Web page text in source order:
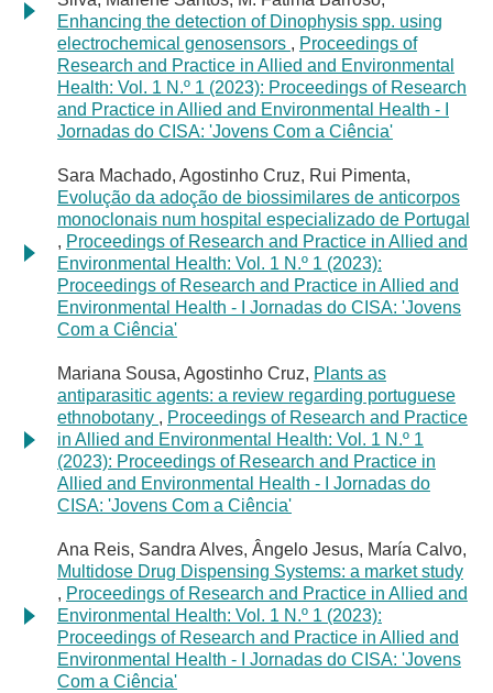
Enhancing the detection of Dinophysis spp. using
electrochemical genosensors , Proceedings of
Research and Practice in Allied and Environmental
Health: Vol. 1 N.º 1 (2023): Proceedings of Research
and Practice in Allied and Environmental Health - I
Jornadas do CISA: 'Jovens Com a Ciência'
Sara Machado, Agostinho Cruz, Rui Pimenta,
Evolução da adoção de biossimilares de anticorpos
monoclonais num hospital especializado de Portugal
, Proceedings of Research and Practice in Allied and
Environmental Health: Vol. 1 N.º 1 (2023):
Proceedings of Research and Practice in Allied and
Environmental Health - I Jornadas do CISA: 'Jovens
Com a Ciência'
Mariana Sousa, Agostinho Cruz, Plants as
antiparasitic agents: a review regarding portuguese
ethnobotany , Proceedings of Research and Practice
in Allied and Environmental Health: Vol. 1 N.º 1
(2023): Proceedings of Research and Practice in
Allied and Environmental Health - I Jornadas do
CISA: 'Jovens Com a Ciência'
Ana Reis, Sandra Alves, Ângelo Jesus, María Calvo,
Multidose Drug Dispensing Systems: a market study
, Proceedings of Research and Practice in Allied and
Environmental Health: Vol. 1 N.º 1 (2023):
Proceedings of Research and Practice in Allied and
Environmental Health - I Jornadas do CISA: 'Jovens
Com a Ciência'